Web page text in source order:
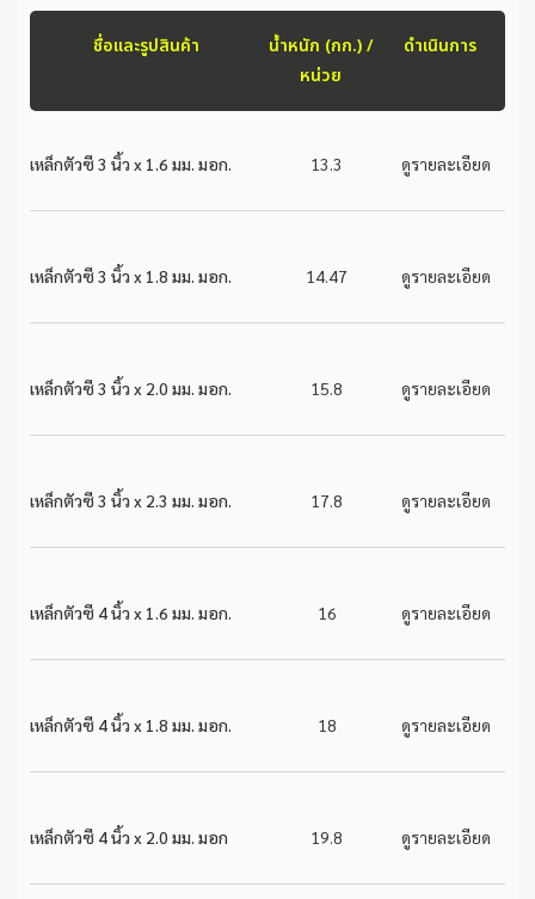
ชื่อและรูปสินค้า
น้ำหนัก (กก.) /
หน่วย
ดำเนินการ
เหล็กตัวซี 3 นิ้ว x 1.6 มม. มอก. 13.3 ดูรายละเอียด
เหล็กตัวซี 3 นิ้ว x 1.8 มม. มอก. 14.47 ดูรายละเอียด
เหล็กตัวซี 3 นิ้ว x 2.0 มม. มอก. 15.8 ดูรายละเอียด
เหล็กตัวซี 3 นิ้ว x 2.3 มม. มอก. 17.8 ดูรายละเอียด
เหล็กตัวซี 4 นิ้ว x 1.6 มม. มอก. 16 ดูรายละเอียด
เหล็กตัวซี 4 นิ้ว x 1.8 มม. มอก. 18 ดูรายละเอียด
เหล็กตัวซี 4 นิ้ว x 2.0 มม. มอก 19.8 ดูรายละเอียด